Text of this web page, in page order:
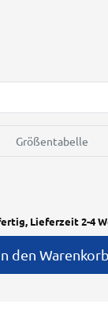
Größentabelle
Lieferzeit 2-4
den Warenkorb